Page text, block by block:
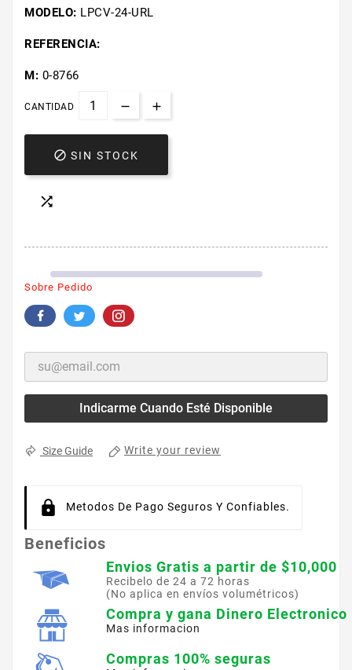
MODELO: LPCV-24-URL
REFERENCIA:
M: 0-8766
CANTIDAD
 SIN STOCK

Sobre Pedido
Indicarme Cuando Esté Disponible
Size Guide Write your review
Metodos De Pago Seguros Y Confiables.
Beneficios
Envios Gratis a partir de $10,000
Recibelo de 24 a 72 horas
(No aplica en envíos volumétricos)
Compra y gana Dinero Electronico
Mas informacion
Compras 100% seguras